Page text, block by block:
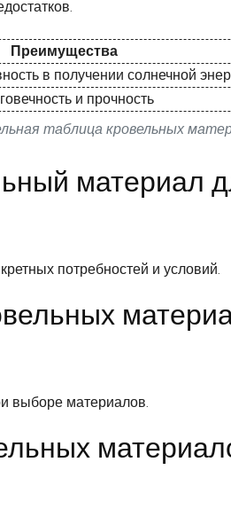
таблица кровельных
Преимущества
в получении солнечной
и прочность
материал
потребностей и условий.
выборе материалов.